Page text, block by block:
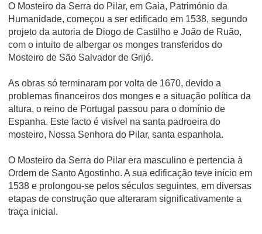
O Mosteiro da Serra do Pilar, em Gaia, Património da
Humanidade, começou a ser edificado em 1538, segundo
projeto da autoria de Diogo de Castilho e João de Ruão,
com o intuito de albergar os monges transferidos do
Mosteiro de São Salvador de Grijó.
As obras só terminaram por volta de 1670, devido a
problemas financeiros dos monges e a situação política da
altura, o reino de Portugal passou para o domínio de
Espanha. Este facto é visível na santa padroeira do
mosteiro, Nossa Senhora do Pilar, santa espanhola.
O Mosteiro da Serra do Pilar era masculino e pertencia à
Ordem de Santo Agostinho. A sua edificação teve iní­cio em
1538 e prolongou-se pelos séculos seguintes, em diversas
etapas de construção que alteraram significativamente a
traça inicial.